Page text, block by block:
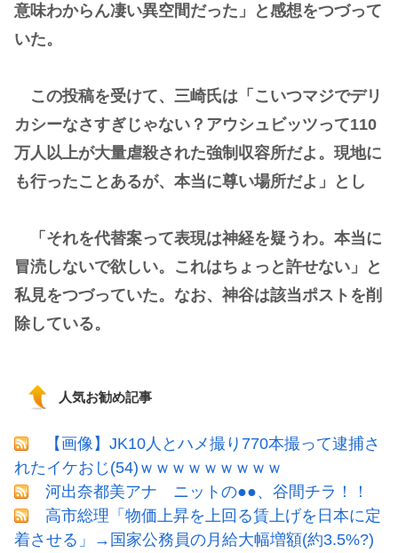
意味わからん凄い異空間だった」と感想をつづって
いた。
この投稿を受けて、三崎氏は「こいつマジでデリ
カシーなさすぎじゃない？アウシュビッツって110
万人以上が大量虐殺された強制収容所だよ。現地に
も行ったことあるが、本当に尊い場所だよ」とし
「それを代替案って表現は神経を疑うわ。本当に
冒涜しないで欲しい。これはちょっと許せない」と
私見をつづっていた。なお、神谷は該当ポストを削
除している。
人気お勧め記事
【画像】JK10人とハメ撮り770本撮って逮捕さ
れたイケおじ(54)ｗｗｗｗｗｗｗｗｗ
河出奈都美アナ ニットの●●、谷間チラ！！
高市総理「物価上昇を上回る賃上げを日本に定
着させる」→国家公務員の月給大幅増額(約3.5%?)